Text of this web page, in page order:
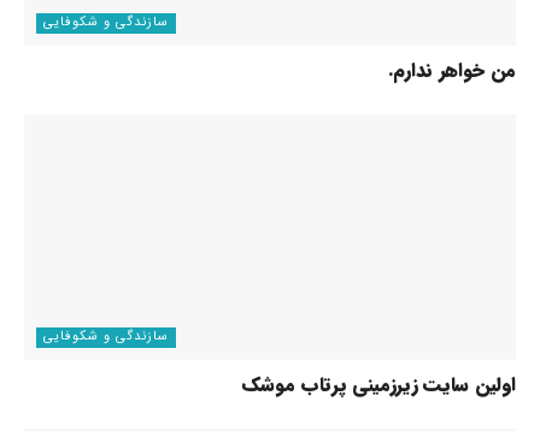
سازندگی و شکوفایی
من خواهر ندارم.
سازندگی و شکوفایی
اولین سایت زیرزمینی پرتاب موشک